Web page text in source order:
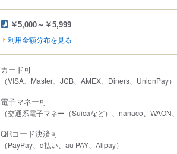
￥5,000～￥5,999
利用金額分布を見る
カード可
（VISA、Master、JCB、AMEX、Diners、UnionPay）
電子マネー可
（交通系電子マネー（Suicaなど）、nanaco、WAON
QRコード決済可
（PayPay、d払い、au PAY、Alipay）